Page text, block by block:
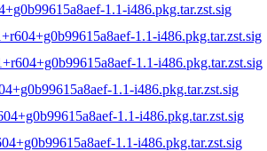
1.1-i486.pkg.tar.zst.sig
1.1-i486.pkg.tar.zst.sig
1.1-i486.pkg.tar.zst.sig
1.1-i486.pkg.tar.zst.sig
1.1-i486.pkg.tar.zst.sig
1.1-i486.pkg.tar.zst.sig